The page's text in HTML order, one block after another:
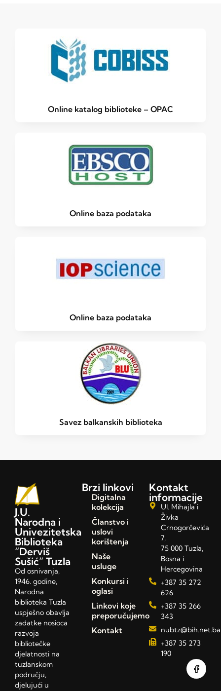
Online katalog biblioteke – OPAC
Online baza podataka
Online baza podataka
Savez balkanskih biblioteka
J.U.
Narodna i
Univezitetska
Biblioteka
“Derviš
Sušić” Tuzla
Od osnivanja,
1946. godine,
Narodna
biblioteka Tuzla
uspješno obavlja
zadatke nosioca
razvoja
bibliotečke
djelatnosti na
tuzlanskom
području,
djelujući u
Brzi linkovi
Digitalna
kolekcija
Članstvo i
uslovi
korištenja
Naše
usluge
Konkursi i
oglasi
Linkovi koje
preporučujemo
Kontakt
Kontakt
informacije
Ul. Mihajla i
Živka
Crnogorčevića
7,
75 000 Tuzla,
Bosna i
Hercegovina
+387 35 272
626
+387 35 266
343
nubtz@bih.net.ba
+387 35 273
190